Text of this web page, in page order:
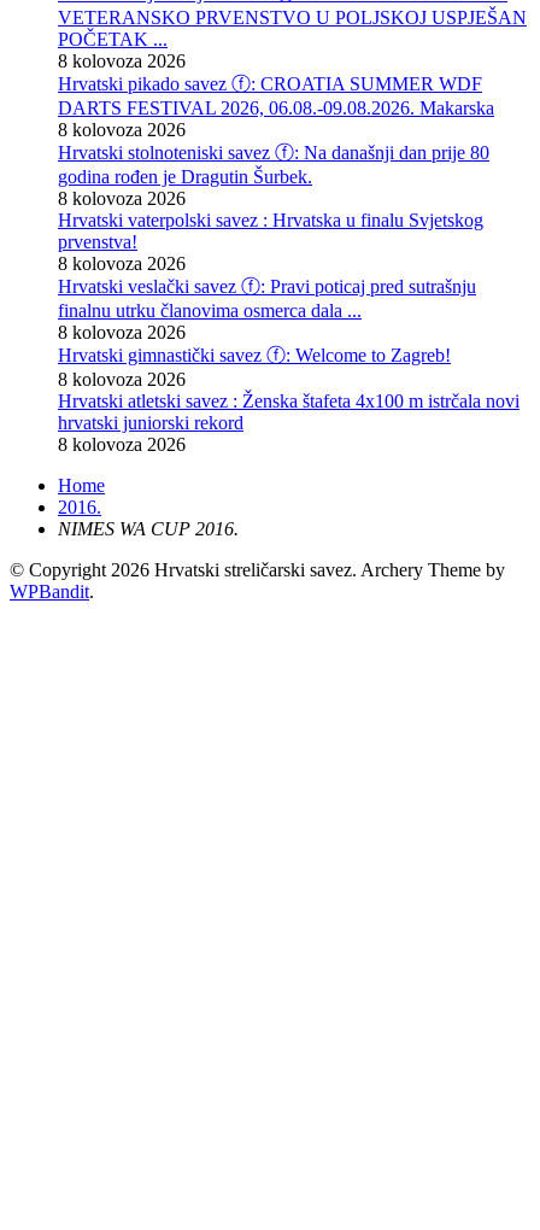
VETERANSKO PRVENSTVO U POLJSKOJ USPJEŠAN
POČETAK ...
8 kolovoza 2026
Hrvatski pikado savez ⓕ: CROATIA SUMMER WDF
DARTS FESTIVAL 2026, 06.08.-09.08.2026. Makarska
8 kolovoza 2026
Hrvatski stolnoteniski savez ⓕ: Na današnji dan prije 80
godina rođen je Dragutin Šurbek.
8 kolovoza 2026
Hrvatski vaterpolski savez : Hrvatska u finalu Svjetskog
prvenstva!
8 kolovoza 2026
Hrvatski veslački savez ⓕ: Pravi poticaj pred sutrašnju
finalnu utrku članovima osmerca dala ...
8 kolovoza 2026
Hrvatski gimnastički savez ⓕ: Welcome to Zagreb!
8 kolovoza 2026
Hrvatski atletski savez : Ženska štafeta 4x100 m istrčala novi
hrvatski juniorski rekord
8 kolovoza 2026
Home
2016.
NIMES WA CUP 2016.
© Copyright 2026 Hrvatski streličarski savez. Archery Theme by
WPBandit.